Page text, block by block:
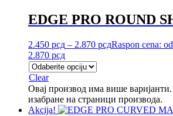
EDGE PRO ROUND
2.450 рсд – 2.870 рсдRaspon cena:
2.870 рсд
Clear
Овај производ има више
изабране на страници производа.
Akcija!